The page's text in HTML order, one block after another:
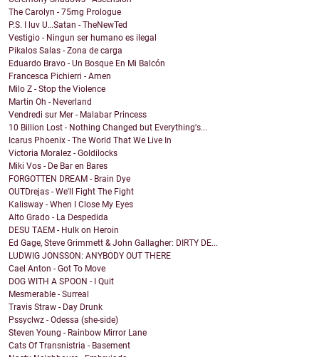
The Carolyn - 75mg Prologue
P.S. I luv U…Satan - TheNewTed
Vestigio - Ningun ser humano es ilegal
Pikalos Salas - Zona de carga
Eduardo Bravo - Un Bosque En Mi Balcón
Francesca Pichierri - Amen
Milo Z - Stop the Violence
Martin Oh - Neverland
Vendredi sur Mer - Malabar Princess
10 Billion Lost - Nothing Changed but Everything's...
Icarus Phoenix - The World That We Live In
Victoria Moralez - Goldilocks
Miki Vos - De Bar en Bares
FORGOTTEN DREAM - Brain Dye
OUTDrejas - We'll Fight The Fight
Kalisway - When I Close My Eyes
Alto Grado - La Despedida
DESU TAEM - Hulk on Heroin
Ed Gage, Steve Grimmett & John Gallagher: DIRTY DE...
LUDWIG JONSSON: ANYBODY OUT THERE
Cael Anton - Got To Move
DOG WITH A SPOON - I Quit
Mesmerable - Surreal
Travis Straw - Day Drunk
Pssyclwz - Odessa (she-side)
Steven Young - Rainbow Mirror Lane
Cats Of Transnistria - Basement